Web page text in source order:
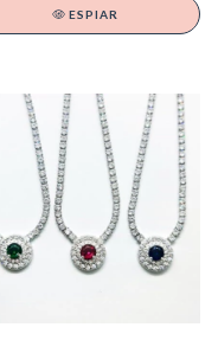
ESPIAR